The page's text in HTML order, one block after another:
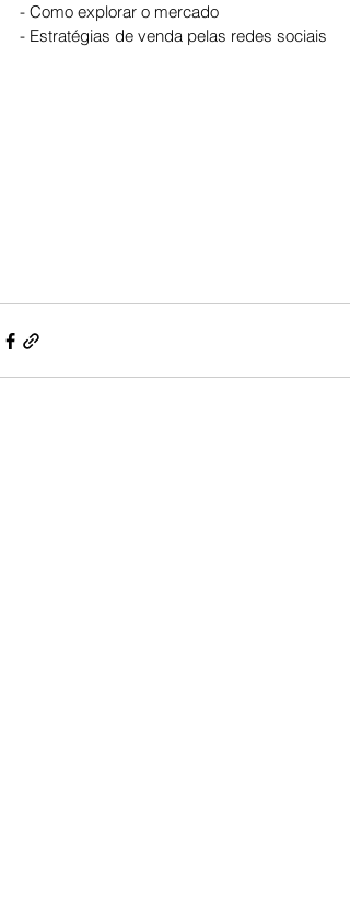
- Como explorar o mercado
- Estratégias de venda pelas redes sociais